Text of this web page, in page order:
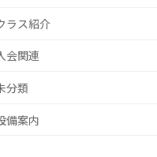
ラス紹介
会関連
分類
備案内